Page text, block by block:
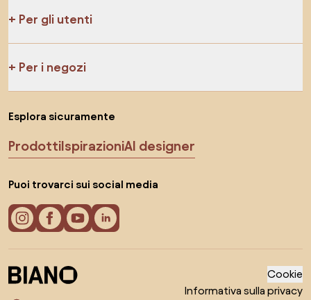
Per gli utenti
Per i negozi
Esplora sicuramente
ProdottiIspirazioniAI designer
Puoi trovarci sui social media
Cookie
Informativa sulla privacy